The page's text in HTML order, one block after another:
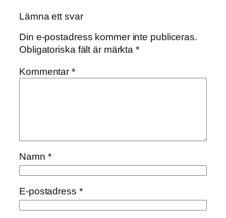
Lämna ett svar
Din e-postadress kommer inte publiceras.
Obligatoriska fält är märkta*
Kommentar*
Namn *
E-postadress *